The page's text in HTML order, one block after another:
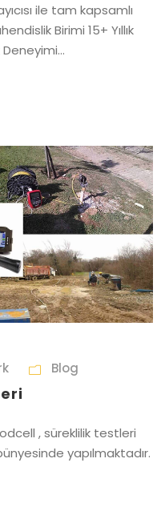
ile tam kapsamlı
Birimi 15+ Yıllık
Blog
, süreklilik testleri
yapılmaktadır.